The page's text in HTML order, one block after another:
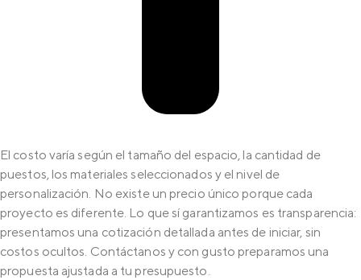
El costo varía según el tamaño del espacio, la cantidad de
puestos, los materiales seleccionados y el nivel de
personalización. No existe un precio único porque cada
proyecto es diferente. Lo que sí garantizamos es transparencia:
presentamos una cotización detallada antes de iniciar, sin
costos ocultos. Contáctanos y con gusto preparamos una
propuesta ajustada a tu presupuesto.